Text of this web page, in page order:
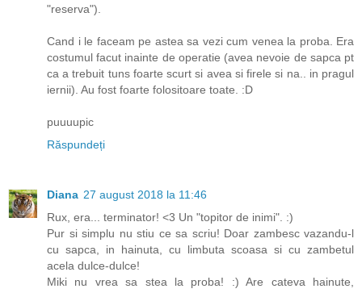
"reserva").
Cand i le faceam pe astea sa vezi cum venea la proba. Era
costumul facut inainte de operatie (avea nevoie de sapca pt
ca a trebuit tuns foarte scurt si avea si firele si na.. in pragul
iernii). Au fost foarte folositoare toate. :D
puuuupic
Răspundeți
Diana 27 august 2018 la 11:46
Rux, era... terminator! <3 Un "topitor de inimi". :)
Pur si simplu nu stiu ce sa scriu! Doar zambesc vazandu-l
cu sapca, in hainuta, cu limbuta scoasa si cu zambetul
acela dulce-dulce!
Miki nu vrea sa stea la proba! :) Are cateva hainute,